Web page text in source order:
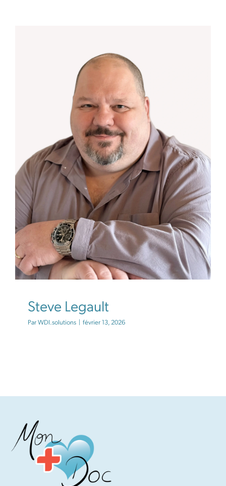
STEVE LEGAULT
Steve Legault
Par WDI.solutions février 13, 2026